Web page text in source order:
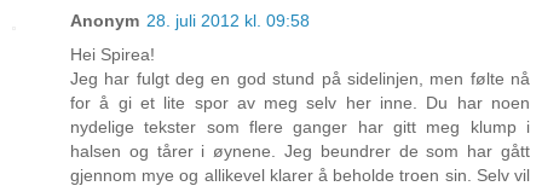
Anonym 28. juli 2012 kl. 09:58
Hei Spirea!
Jeg har fulgt deg en god stund på sidelinjen, men følte nå
for å gi et lite spor av meg selv her inne. Du har noen
nydelige tekster som flere ganger har gitt meg klump i
halsen og tårer i øynene. Jeg beundrer de som har gått
gjennom mye og allikevel klarer å beholde troen sin. Selv vil